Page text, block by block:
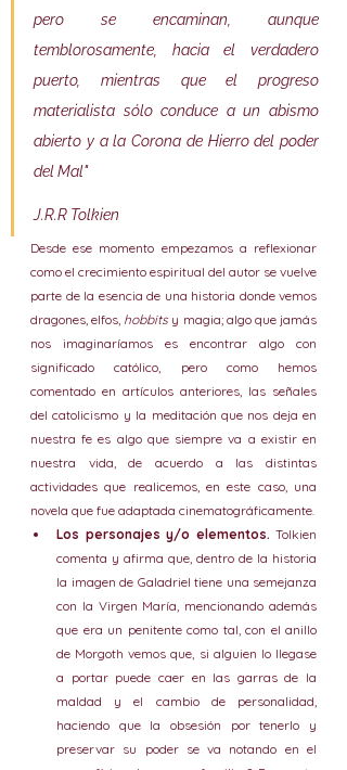
pero se encaminan, aunque
temblorosamente, hacia el verdadero
puerto, mientras que el progreso
materialista sólo conduce a un abismo
abierto y a la Corona de Hierro del poder
del Mal"
J.R.R Tolkien
Desde ese momento empezamos a reflexionar
como el crecimiento espiritual del autor se vuelve
parte de la esencia de una historia donde vemos
dragones, elfos, hobbits y magia; algo que jamás
nos imaginaríamos es encontrar algo con
significado católico, pero como hemos
comentado en artículos anteriores, las señales
del catolicismo y la meditación que nos deja en
nuestra fe es algo que siempre va a existir en
nuestra vida, de acuerdo a las distintas
actividades que realicemos, en este caso, una
novela que fue adaptada cinematográficamente.
Los personajes y/o elementos. Tolkien
comenta y afirma que, dentro de la historia
la imagen de Galadriel tiene una semejanza
con la Virgen María, mencionando además
que era un penitente como tal, con el anillo
de Morgoth vemos que, si alguien lo llegase
a portar puede caer en las garras de la
maldad y el cambio de personalidad,
haciendo que la obsesión por tenerlo y
preservar su poder se va notando en el